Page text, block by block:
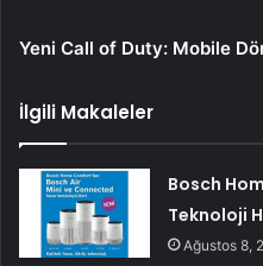
Yeni Call of Duty: Mobile
İlgili Makaleler
Bosch
Teknoloji
Ağustos 8,